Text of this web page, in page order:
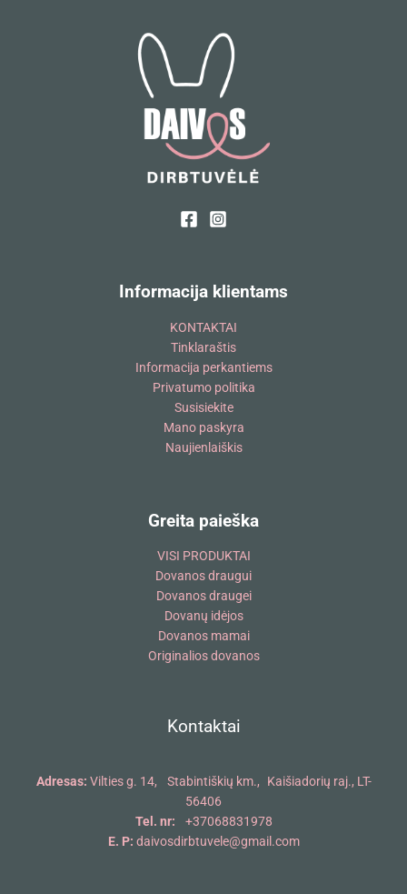
Informacija klientams
KONTAKTAI
Tinklaraštis
Informacija perkantiems
Privatumo politika
Susisiekite
Mano paskyra
Naujienlaiškis
Greita paieška
VISI PRODUKTAI
Dovanos draugui
Dovanos draugei
Dovanų idėjos
Dovanos mamai
Originalios dovanos
Kontaktai
Adresas: Vilties g. 14, Stabintiškių km., Kaišiadorių raj., LT-
56406
Tel. nr:
+37068831978
E. P: daivosdirbtuvele@gmail.com